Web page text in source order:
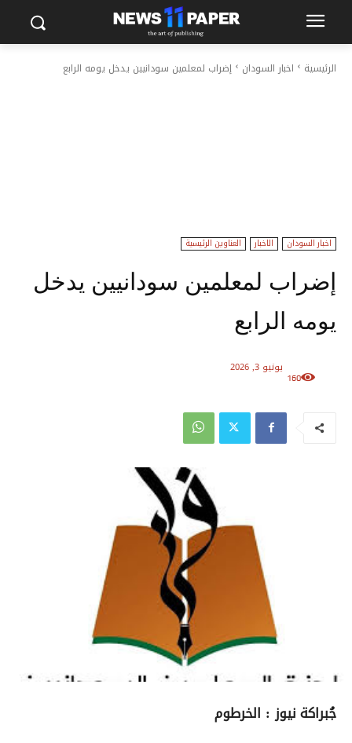
الرئيسية اخبار السودان إضراب لمعلمين سودانيين يدخل يومه الرابع
اخبار السودان الاخبار العناوين الرئيسية
إضراب لمعلمين سودانيين يدخل
يومه الرابع
يونيو 3, 2026
160
جُبراكة نيوز : الخرطوم